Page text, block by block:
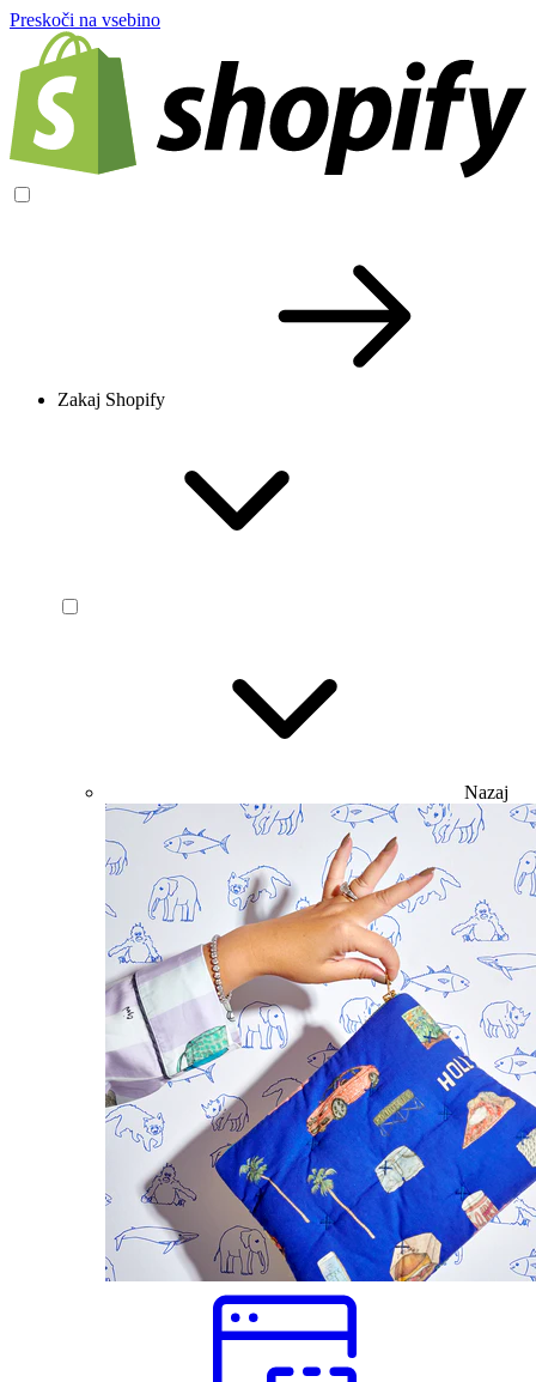
Preskoči na vsebino
Zakaj Shopify
Nazaj